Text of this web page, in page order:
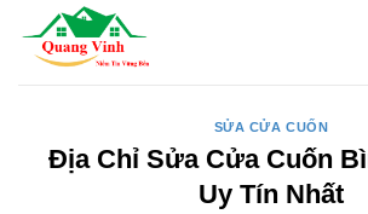
qua
SỬA CỬA CUỐN
Địa Chỉ Sửa Cửa Cuốn
Uy Tín Nhất